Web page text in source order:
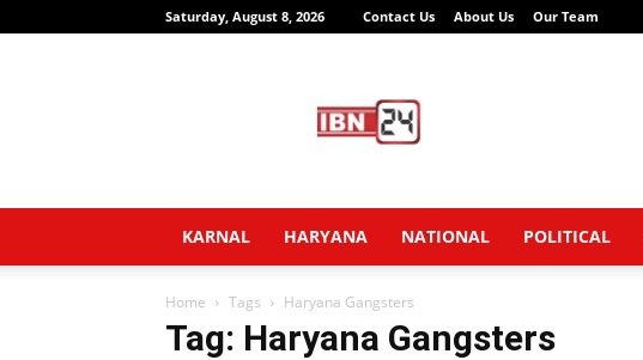
Saturday, August 8, 2026 Contact Us About Us Our Team
News
Network
KARNAL HARYANA NATIONAL POLITICAL
Home Tags Haryana Gangsters
Tag: Haryana Gangsters